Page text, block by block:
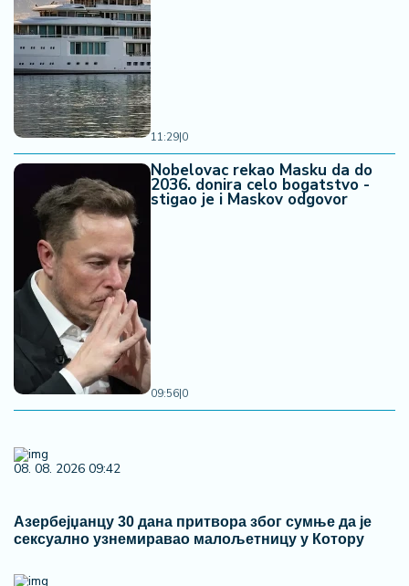
11:29|0
Nobelovac rekao Masku da do
2036. donira celo bogatstvo -
stigao je i Maskov odgovor
09:56|0
08. 08. 2026 09:42
Азербејџанцу 30 дана притвора због сумње да је
сексуално узнемиравао малољетницу у Котору